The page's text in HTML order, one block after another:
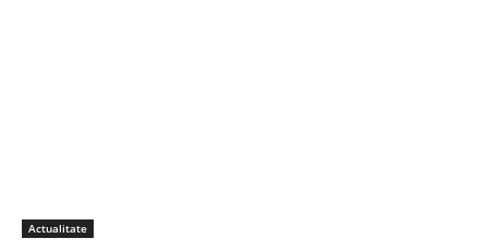
Actualitate